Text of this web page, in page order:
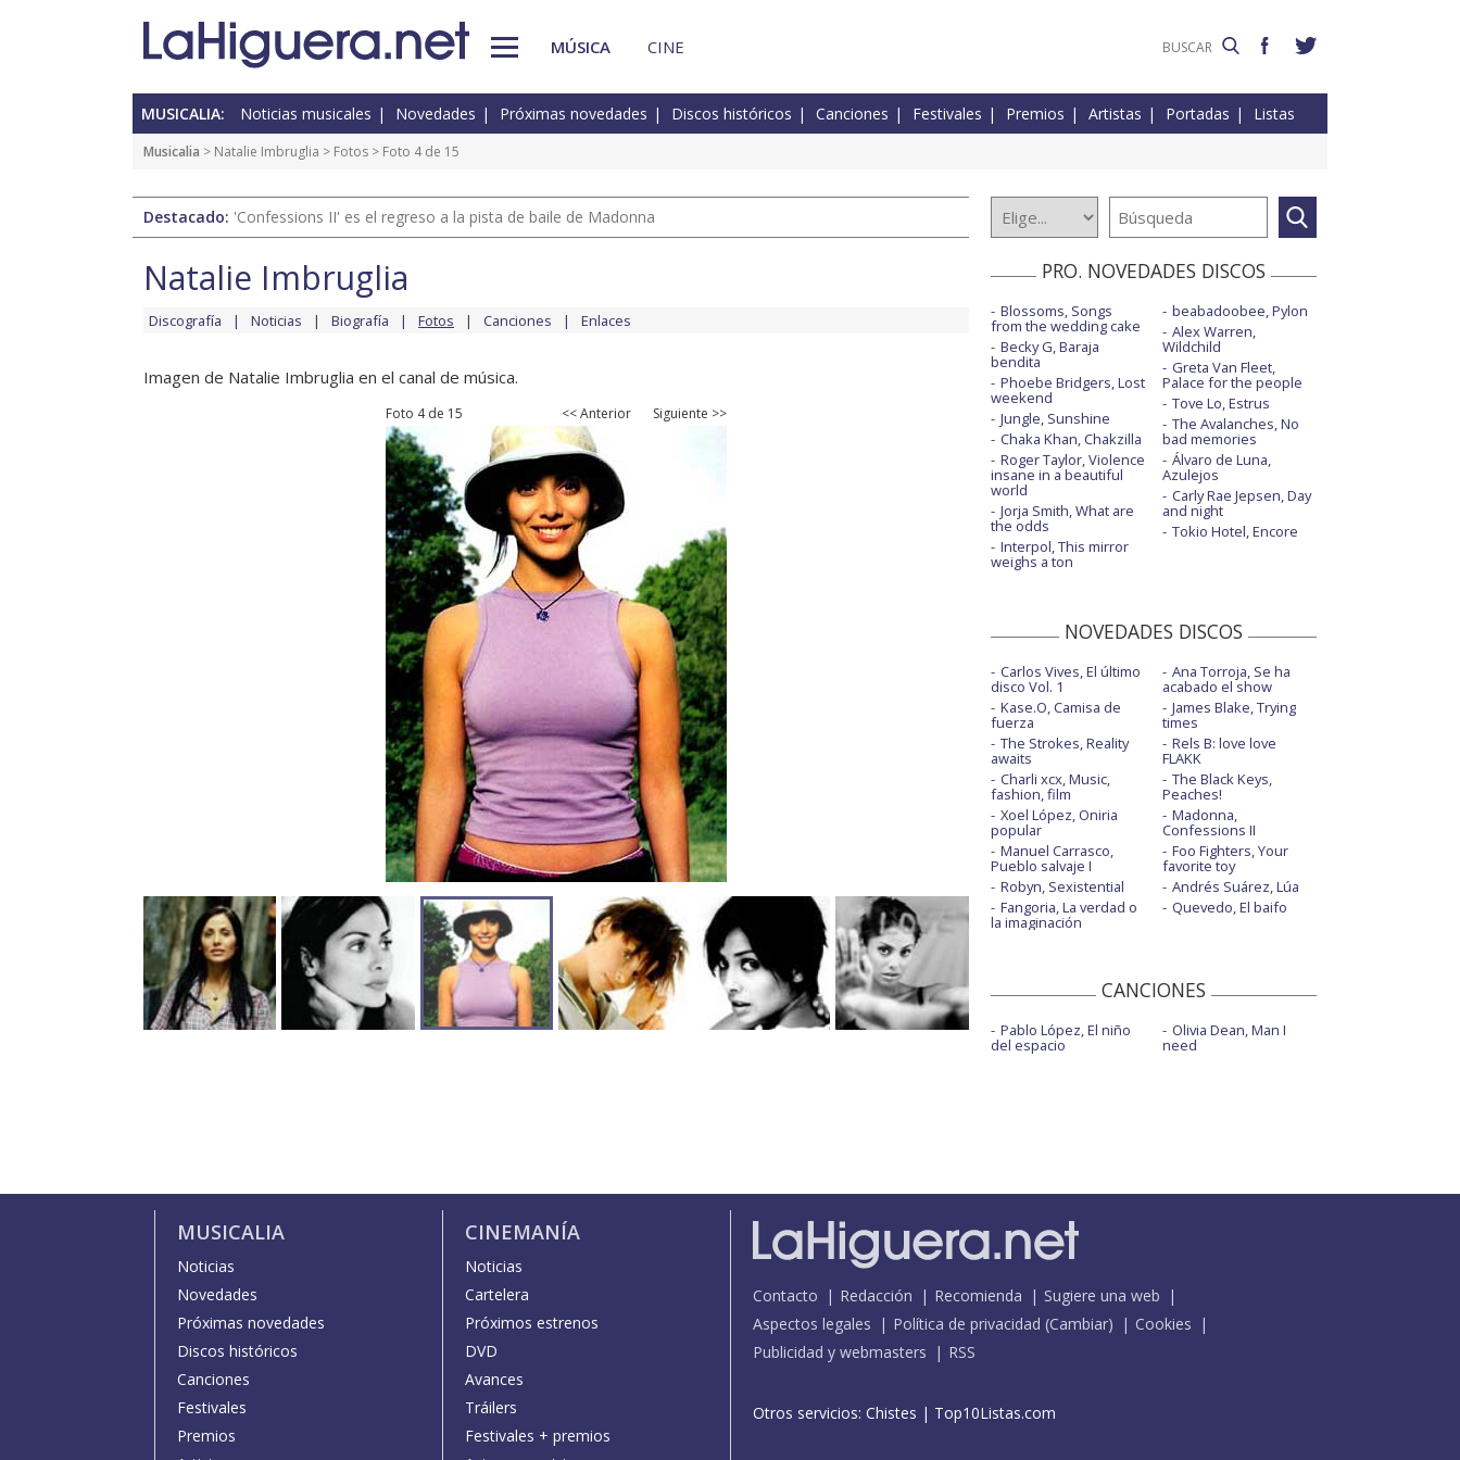
MÚSICA CINE
MUSICALIA: Noticias musicales Novedades Próximas novedades Discos históricos Canciones Festivales Premios Artistas Portadas Listas
Musicalia > Natalie Imbruglia > Fotos > Foto 4 de 15
Destacado: 'Confessions II' es el regreso a la pista de baile de Madonna
Natalie Imbruglia
Discografía Noticias Biografía Fotos Canciones Enlaces
Imagen de Natalie Imbruglia en el canal de música.
Foto 4 de 15 << Anterior Siguiente >>
PRO. NOVEDADES DISCOS
Blossoms, Songs
from the wedding cake
Becky G, Baraja
bendita
Phoebe Bridgers, Lost
weekend
Jungle, Sunshine
Chaka Khan, Chakzilla
Roger Taylor, Violence
insane in a beautiful
world
Jorja Smith, What are
the odds
Interpol, This mirror
weighs a ton
beabadoobee, Pylon
Alex Warren,
Wildchild
Greta Van Fleet,
Palace for the people
Tove Lo, Estrus
The Avalanches, No
bad memories
Álvaro de Luna,
Azulejos
Carly Rae Jepsen, Day
and night
Tokio Hotel, Encore
NOVEDADES DISCOS
Carlos Vives, El último
disco Vol. 1
Kase.O, Camisa de
fuerza
The Strokes, Reality
awaits
Charli xcx, Music,
fashion, film
Xoel López, Oniria
popular
Manuel Carrasco,
Pueblo salvaje I
Robyn, Sexistential
Fangoria, La verdad o
la imaginación
Ana Torroja, Se ha
acabado el show
James Blake, Trying
times
Rels B: love love
FLAKK
The Black Keys,
Peaches!
Madonna,
Confessions II
Foo Fighters, Your
favorite toy
Andrés Suárez, Lúa
Quevedo, El baifo
CANCIONES
Pablo López, El niño
del espacio
Olivia Dean, Man I
need
MUSICALIA
Noticias
Novedades
Próximas novedades
Discos históricos
Canciones
Festivales
Premios
CINEMANÍA
Noticias
Cartelera
Próximos estrenos
DVD
Avances
Tráilers
Festivales + premios
Contacto Redacción Recomienda
Sugiere una web
Aspectos legales
Política de privacidad (Cambiar)
Cookies
Publicidad y webmasters
RSS
Otros servicios: Chistes | Top10Listas.com